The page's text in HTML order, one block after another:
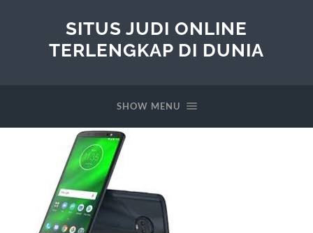
SITUS JUDI ONLINE
TERLENGKAP DI DUNIA
SHOW MENU